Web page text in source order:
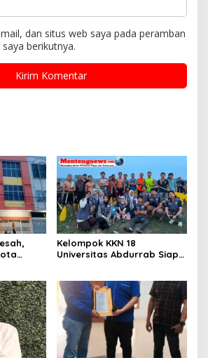
dan situs web saya pada peramban
berikutnya.
Kelompok KKN 18
Universitas Abdurrab Siap
Masyarakat Desa Pulau
Deras